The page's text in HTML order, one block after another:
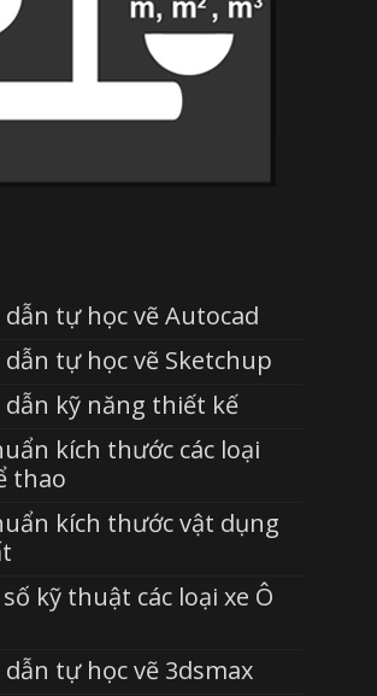
tự học vẽ Autocad
tự học vẽ Sketchup
kỹ năng thiết kế
kích thước các loại
thao
kích thước vật dụng
kỹ thuật các loại xe Ô
tự học vẽ 3dsmax